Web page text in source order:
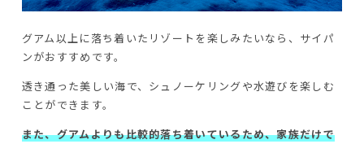
グアム以上に落ち着いたリゾートを楽しみたいなら、サイパ
ンがおすすめです。
透き通った美しい海で、シュノーケリングや水遊びを楽しむ
ことができます。
また、グアムよりも比較的落ち着いているため、家族だけで